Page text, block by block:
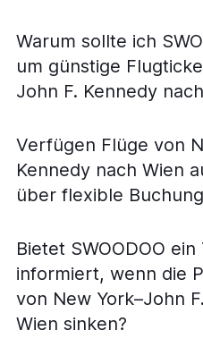
Warum sollte ich
um günstige
John F. Kennedy
Verfügen Flüge von
Kennedy nach Wien
über flexible
Bietet SWOODOO
informiert, wenn die
von New York–John
Wien sinken?